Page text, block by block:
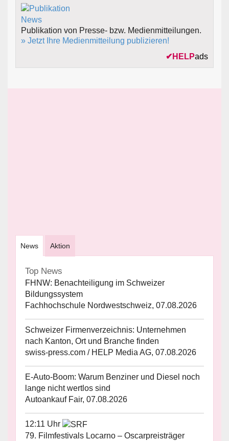
Publikation von Presse- bzw. Medienmitteilungen.
» Jetzt Ihre Medienmitteilung publizieren!
✔ HELPads
News Aktion
Top News
FHNW: Benachteiligung im Schweizer
Bildungssystem
Fachhochschule Nordwestschweiz, 07.08.2026
Schweizer Firmenverzeichnis: Unternehmen
nach Kanton, Ort und Branche finden
swiss-press.com / HELP Media AG, 07.08.2026
E-Auto-Boom: Warum Benziner und Diesel noch
lange nicht wertlos sind
Autoankauf Fair, 07.08.2026
12:11 Uhr
79. Filmfestivals Locarno – Oscarpreisträger